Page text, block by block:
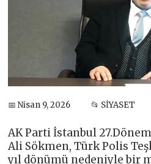
📅 Nisan 9, 2026 📂 SİYASET
AK Parti İstanbul
Ali Sökmen, Türk Polis
yıl dönümü nedeniyle bir